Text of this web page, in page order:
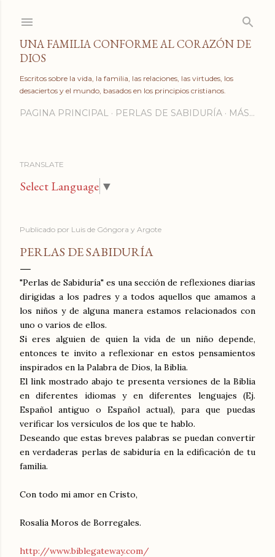
UNA FAMILIA CONFORME AL CORAZÓN DE
DIOS
Escritos sobre la vida, la familia, las relaciones, las virtudes, los
desaciertos y el mundo, basados en los principios cristianos.
PAGINA PRINCIPAL PERLAS DE SABIDURÍA MÁS…
TRANSLATE
Select Language ▼
Publicado por Luis de Góngora y Argote
PERLAS DE SABIDURÍA
"Perlas de Sabiduría" es una sección de reflexiones diarias
dirigidas a los padres y a todos aquellos que amamos a
los niños y de alguna manera estamos relacionados con
uno o varios de ellos.
Si eres alguien de quien la vida de un niño depende,
entonces te invito a reflexionar en estos pensamientos
inspirados en la Palabra de Dios, la Biblia.
El link mostrado abajo te presenta versiones de la Biblia
en diferentes idiomas y en diferentes lenguajes (Ej.
Español antiguo o Español actual), para que puedas
verificar los versículos de los que te hablo.
Deseando que estas breves palabras se puedan convertir
en verdaderas perlas de sabiduría en la edificación de tu
familia.
Con todo mi amor en Cristo,
Rosalía Moros de Borregales.
http://www.biblegateway.com/